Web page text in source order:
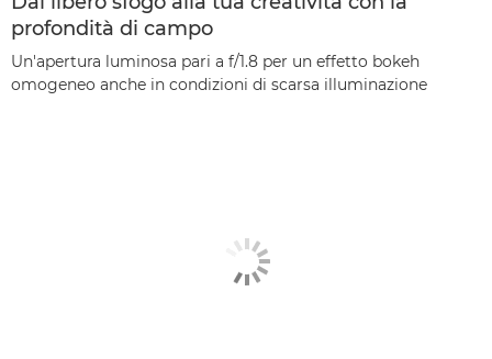
profondità di campo
Un'apertura luminosa pari a f/1.8 per un effetto bokeh
omogeneo anche in condizioni di scarsa illuminazione